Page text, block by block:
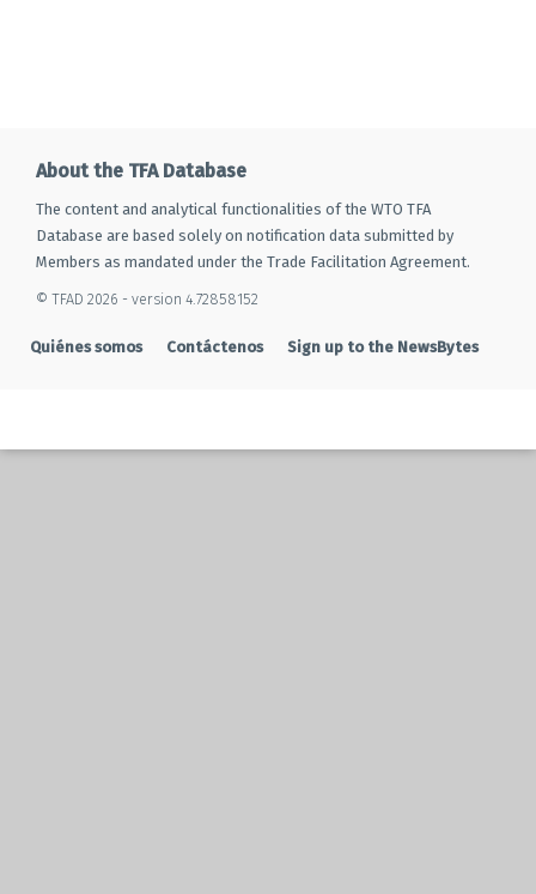
About the TFA Database
The content and analytical functionalities of the WTO TFA
Database are based solely on notification data submitted by
Members as mandated under the Trade Facilitation Agreement.
© TFAD 2026 - version 4.72858152
Quiénes somos Contáctenos Sign up to the NewsBytes